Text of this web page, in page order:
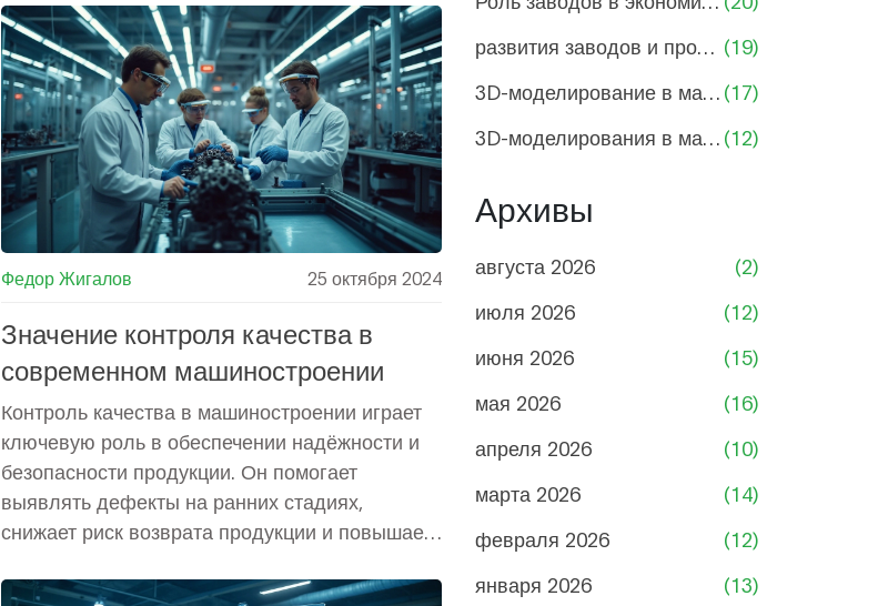
каждый уровень автоматизации вносит свой
вклад в оптимизацию производства и что
нужно учитывать при внедрении таких систем.
Изложение содержит интересные примеры и
практические советы по автоматизации
заводов.
Федор Жигалов 25 октября 2024
Значение контроля качества в
современном машиностроении
Контроль качества в машиностроении играет
ключевую роль в обеспечении надёжности и
безопасности продукции. Он помогает
выявлять дефекты на ранних стадиях,
снижает риск возврата продукции и повышает
рассматриваются основные аспекты контроля
развития заводов и промышленности (19)
3D-моделирование в машиностроении (17)
3D-моделирования в машиностроении (12)
Архивы
августа 2026
(2)
июля 2026
(12)
июня 2026
(15)
мая 2026
(16)
апреля 2026
(10)
марта 2026
(14)
февраля 2026
(12)
января 2026
(13)